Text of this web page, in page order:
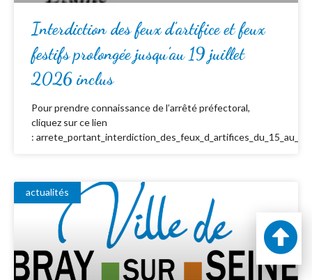
Interdiction des feux d’artifice et feux
festifs prolongée jusqu’au 19 juillet
2026 inclus
Pour prendre connaissance de l’arrêté préfectoral,
cliquez sur ce lien
:
actualités